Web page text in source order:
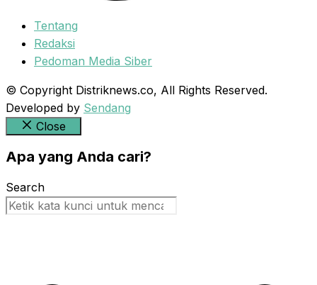
Tentang
Redaksi
Pedoman Media Siber
© Copyright Distriknews.co, All Rights Reserved.
Developed by Sendang
Close
Apa yang Anda cari?
Search